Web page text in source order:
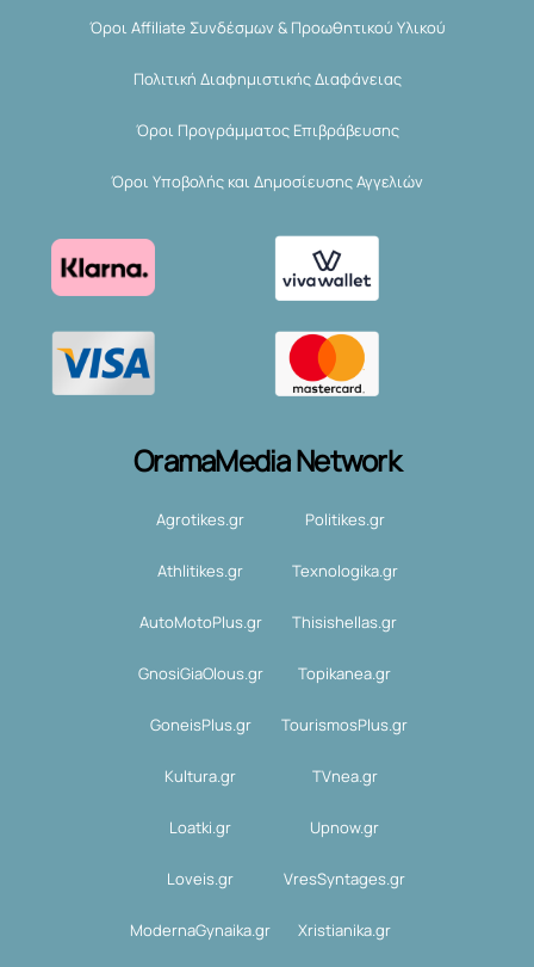
Όροι Affiliate Συνδέσμων & Προωθητικού Υλικού
Πολιτική Διαφημιστικής Διαφάνειας
Όροι Προγράμματος Επιβράβευσης
Όροι Υποβολής και Δημοσίευσης Αγγελιών
OramaMedia Network
Agrotikes.gr Politikes.gr
Athlitikes.gr Texnologika.gr
AutoMotoPlus.gr Thisishellas.gr
GnosiGiaOlous.gr Topikanea.gr
GoneisPlus.gr TourismosPlus.gr
Kultura.gr TVnea.gr
Loatki.gr Upnow.gr
Loveis.gr VresSyntages.gr
ModernaGynaika.gr Xristianika.gr